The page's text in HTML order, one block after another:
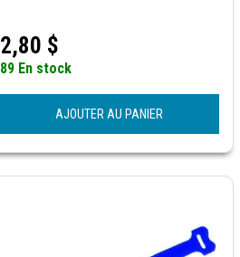
2,80 $
89 En stock
AJOUTER AU PANIER